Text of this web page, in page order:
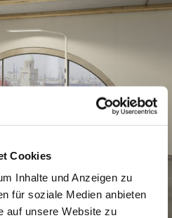
Cookies
Inhalte und Anzeigen zu
für soziale Medien anbieten
auf unsere Website zu